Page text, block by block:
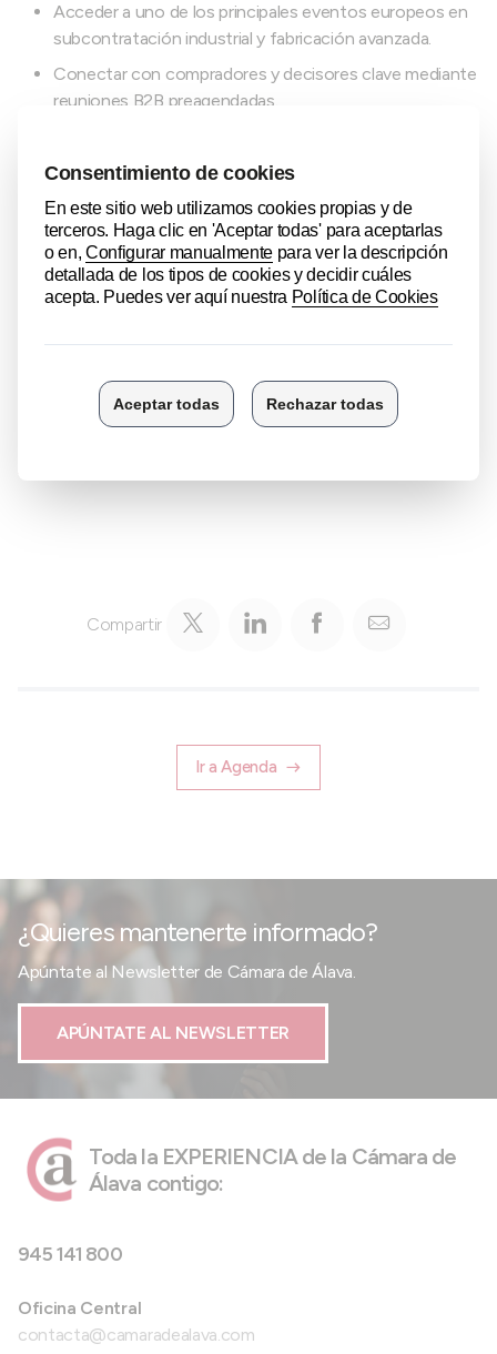
Acceder a uno de los principales eventos europeos en
subcontratación industrial y fabricación avanzada.
Conectar con compradores y decisores clave mediante
reuniones B2B preagendadas.
público altamente especializado.
Detectar nuevas oportunidades de negocio en
diferentes sectores industriales.
Formar parte de un ecosistema global junto a otras
ferias clave del ámbito industrial.
nacionales e internacionales.
Inscripciones abiertas (plazas limitadas).
Compartir
Ir a Agenda
¿Quieres mantenerte informado?
Apúntate al Newsletter de Cámara de Álava.
APÚNTATE AL NEWSLETTER
Toda la EXPERIENCIA de la Cámara de
Álava contigo:
945 141 800
Oficina Central
contacta@camaradealava.com